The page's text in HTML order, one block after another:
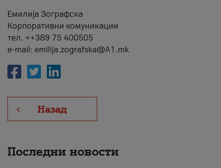
Емилија Зографска
Корпоративни комуникации
тел. ++389 75 400505
e-mail: emilija.zografska@A1.mk
Назад
Последни новости